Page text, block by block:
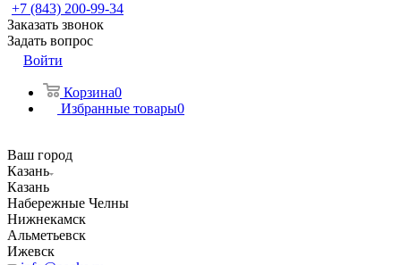
+7 (843) 200-99-34
Заказать звонок
Задать вопрос
Войти
Корзина0
Избранные товары0
Ваш город
Казань
Казань
Набережные Челны
Нижнекамск
Альметьевск
Ижевск